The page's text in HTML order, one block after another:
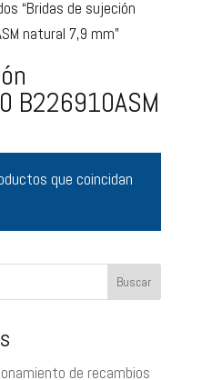
“Bridas de sujeción
natural 7,9 mm”
B226910ASM
que coincidan
Buscar
de recambios